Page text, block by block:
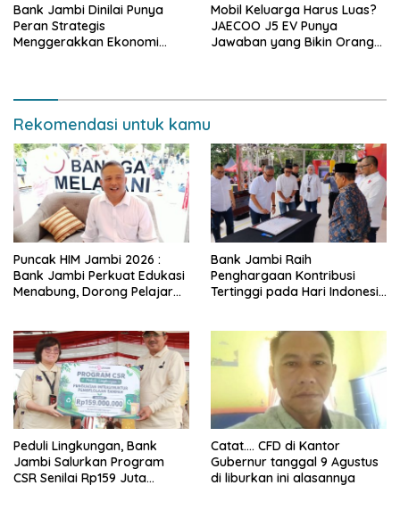
Bank Jambi Dinilai Punya
Peran Strategis
Menggerakkan Ekonomi
Mobil Keluarga Harus Luas?
JAECOO J5 EV Punya
Jawaban yang Bikin Orang
Rekomendasi untuk kamu
Puncak HIM Jambi 2026 :
Bank Jambi Perkuat Edukasi
Menabung, Dorong Pelajar
Bank Jambi Raih
Penghargaan Kontribusi
Tertinggi pada Hari Indonesia
Peduli Lingkungan, Bank
Jambi Salurkan Program
CSR Senilai Rp159 Juta
Catat…. CFD di Kantor
Gubernur tanggal 9 Agustus
di liburkan ini alasannya